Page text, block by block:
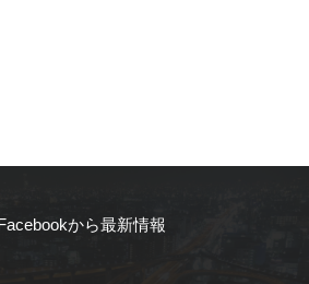
から最新情報